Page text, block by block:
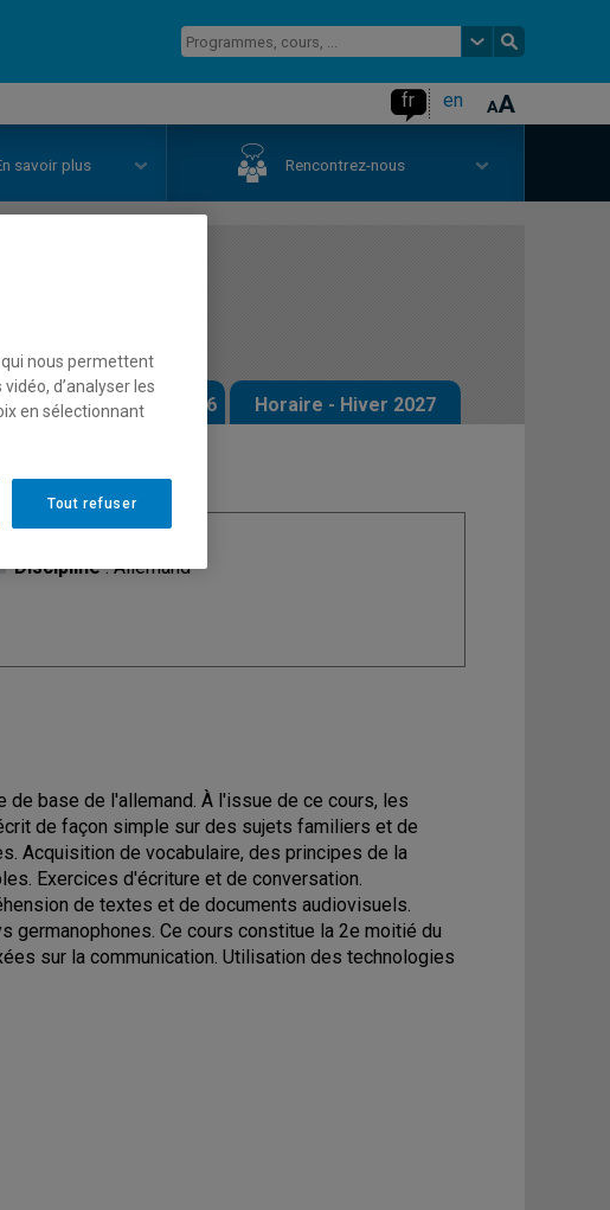
fr en
savoir plus Rencontrez-nous
Horaire - Automne 2026 Horaire - Hiver 2027
Discipline: Allemand
base de l'allemand. À l'issue de ce cours, les
de façon simple sur des sujets familiers et de
Acquisition de vocabulaire, des principes de la
Exercices d'écriture et de conversation.
de textes et de documents audiovisuels.
germanophones. Ce cours constitue la 2e moitié du
sur la communication. Utilisation des technologies
nous permettent
d’analyser les
en sélectionnant
Tout refuser